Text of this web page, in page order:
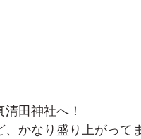
田神社へ！
かなり盛り上がって